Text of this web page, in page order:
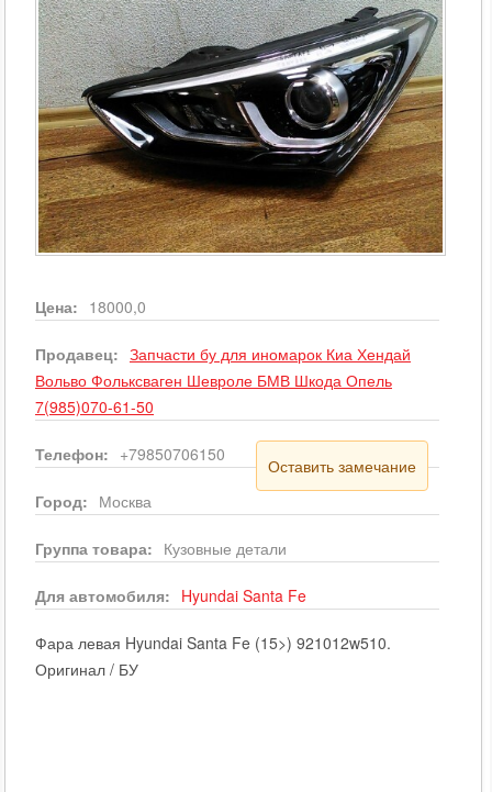
Цена: 18000,0
Продавец: Запчасти бу для иномарок Киа Хендай
Вольво Фольксваген Шевроле БМВ Шкода Опель
7(985)070-61-50
Телефон: +79850706150
Оставить замечание
Город: Москва
Группа товара: Кузовные детали
Для автомобиля: Hyundai Santa Fe
Фара левая Hyundai Santa Fe (15>) 921012w510.
Оригинал / БУ